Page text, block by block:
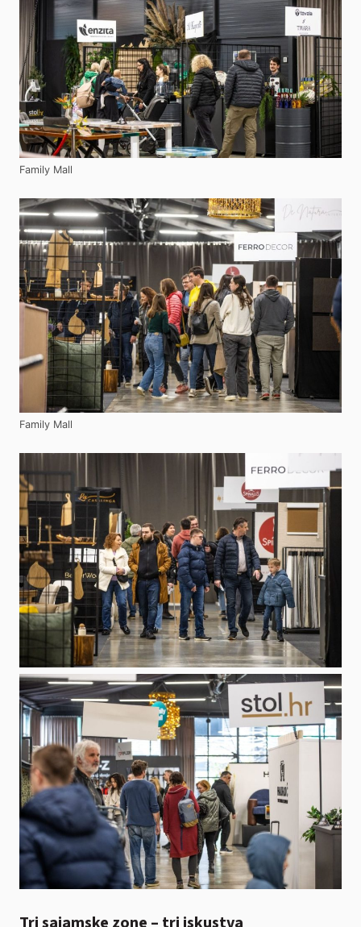
Family Mall
Family Mall